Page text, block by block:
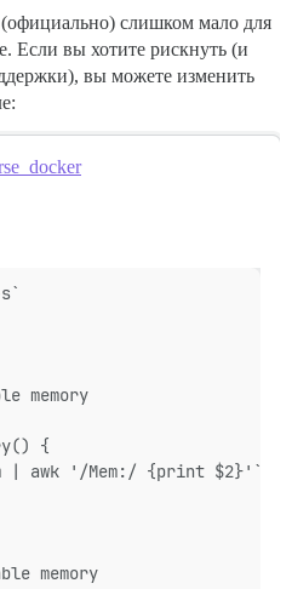
слишком мало для
Если вы хотите рискнуть (и
вы можете изменить
memory
{
| awk '/Mem:/ {print $2}'`
memory